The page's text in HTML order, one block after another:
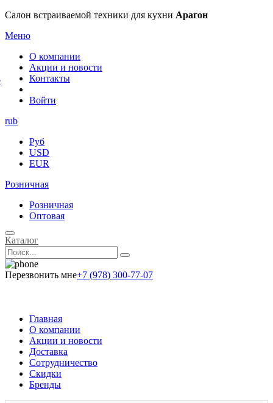
Салон встраиваемой техники для кухни Арагон
Меню
О компании
Акции и новости
Контакты
Войти
rub
Руб
USD
EUR
Розничная
Розничная
Оптовая
Каталог
Перезвонить мне+7 (978) 300-77-07
Главная
О компании
Акции и новости
Доставка
Сотрудничество
Скидки
Бренды